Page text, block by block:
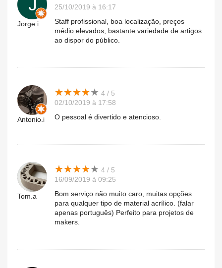
Jorge.i
25/10/2019 à 16:17
Staff profissional, boa localização, preços
médio elevados, bastante variedade de artigos
ao dispor do público.
Antonio.i
★★★★★
★★★★★ 4 / 5
02/10/2019 à 17:58
O pessoal é divertido e atencioso.
Tom.a
★★★★★
★★★★★ 4 / 5
16/09/2019 à 09:25
Bom serviço não muito caro, muitas opções
para qualquer tipo de material acrílico. (falar
apenas português) Perfeito para projetos de
makers.